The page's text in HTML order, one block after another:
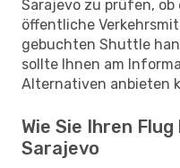
Sarajevo zu prüfen, ob
öffentliche
gebuchten Shuttle
sollte Ihnen am
Alternativen anbieten
Wie Sie Ihren
Sarajevo